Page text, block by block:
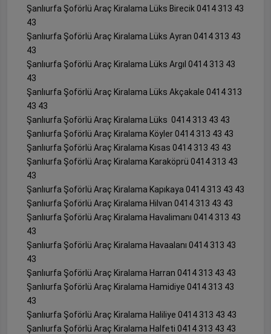
Şanlıurfa Şoförlü Araç Kiralama Lüks Birecik 0414 313 43
43
Şanlıurfa Şoförlü Araç Kiralama Lüks Ayran 0414 313 43
43
Şanlıurfa Şoförlü Araç Kiralama Lüks Argıl 0414 313 43
43
Şanlıurfa Şoförlü Araç Kiralama Lüks Akçakale 0414 313
43 43
Şanlıurfa Şoförlü Araç Kiralama Lüks 0414 313 43 43
Şanlıurfa Şoförlü Araç Kiralama Köyler 0414 313 43 43
Şanlıurfa Şoförlü Araç Kiralama Kısas 0414 313 43 43
Şanlıurfa Şoförlü Araç Kiralama Karaköprü 0414 313 43
43
Şanlıurfa Şoförlü Araç Kiralama Kapıkaya 0414 313 43 43
Şanlıurfa Şoförlü Araç Kiralama Hilvan 0414 313 43 43
Şanlıurfa Şoförlü Araç Kiralama Havalimanı 0414 313 43
43
Şanlıurfa Şoförlü Araç Kiralama Havaalanı 0414 313 43
43
Şanlıurfa Şoförlü Araç Kiralama Harran 0414 313 43 43
Şanlıurfa Şoförlü Araç Kiralama Hamidiye 0414 313 43
43
Şanlıurfa Şoförlü Araç Kiralama Haliliye 0414 313 43 43
Şanlıurfa Şoförlü Araç Kiralama Halfeti 0414 313 43 43